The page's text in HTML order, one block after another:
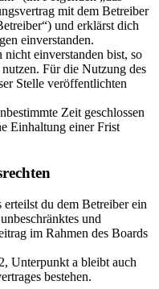
mit dem Betreiber
und erklärst dich
einverstanden.
einverstanden bist, so
Für die Nutzung des
Stelle veröffentlichten
Zeit geschlossen
Einhaltung einer Frist
du dem Betreiber ein
und
im Rahmen des Boards
Unterpunkt a bleibt auch
bestehen.